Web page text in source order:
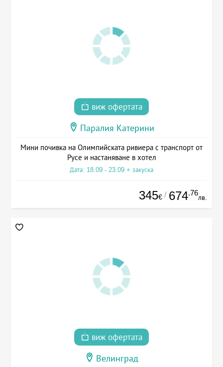
виж офертата
Паралия Катерини
Мини почивка на Олимпийската ривиера с транспорт от
Русе и настаняване в хотел
Дата: 18.09 - 23.09 + закуска
345€ / 674.76
лв.
виж офертата
Велинград